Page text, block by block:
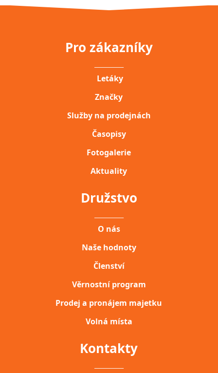
Pro zákazníky
Letáky
Značky
Služby na prodejnách
Časopisy
Fotogalerie
Aktuality
Družstvo
O nás
Naše hodnoty
Členství
Věrnostní program
Prodej a pronájem majetku
Volná místa
Kontakty